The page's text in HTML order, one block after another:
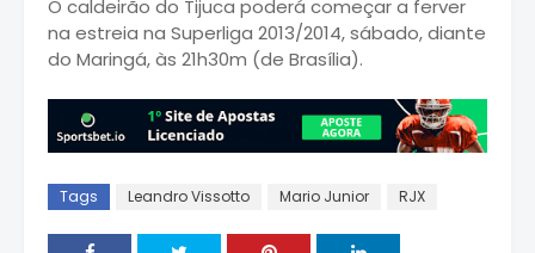
O caldeirão do Tijuca poderá começar a ferver
na estreia na Superliga 2013/2014, sábado, diante
do Maringá, às 21h30m (de Brasília).
Tags Leandro Vissotto Mario Junior RJX